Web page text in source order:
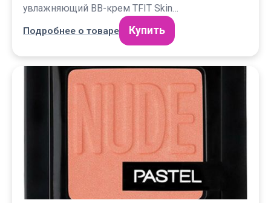
увлажняющий BB-крем TFIT Skin…
Подробнее о товаре Купить